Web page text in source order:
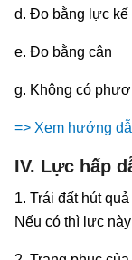
d. Đo bằng lực kế
e. Đo bằng cân
g. Không có
=> Xem hướng
IV. Lực hấp
1. Trái đất hút
Nếu có thì lực